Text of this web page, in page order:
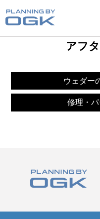
LANDING NET
FISHING GOODS
LURE
アフ
ウェダー
修理・